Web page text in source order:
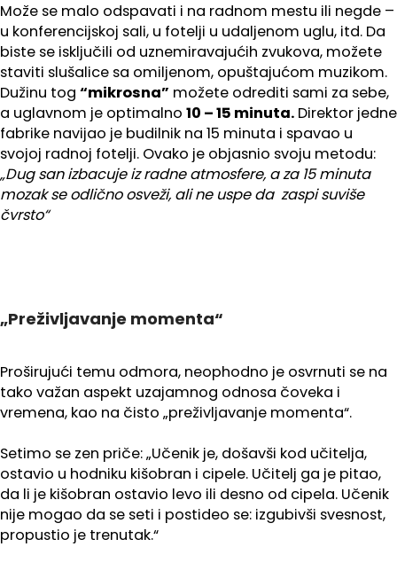
Može se malo odspavati i na radnom mestu ili negde –
u konferencijskoj sali, u fotelji u udaljenom uglu, itd. Da
biste se isključili od uznemiravajućih zvukova, možete
staviti slušalice sa omiljenom, opuštajućom muzikom.
Dužinu tog “mikrosna” možete odrediti sami za sebe,
a uglavnom je optimalno 10 – 15 minuta. Direktor jedne
fabrike navijao je budilnik na 15 minuta i spavao u
svojoj radnoj fotelji. Ovako je objasnio svoju metodu:
„Dug san izbacuje iz radne atmosfere, a za 15 minuta
mozak se odlično osveži, ali ne uspe da zaspi suviše
čvrsto“
„Preživljavanje momenta“
Proširujući temu odmora, neophodno je osvrnuti se na
tako važan aspekt uzajamnog odnosa čoveka i
vremena, kao na čisto „preživljavanje momenta“.
Setimo se zen priče: „Učenik je, došavši kod učitelja,
ostavio u hodniku kišobran i cipele. Učitelj ga je pitao,
da li je kišobran ostavio levo ili desno od cipela. Učenik
nije mogao da se seti i postideo se: izgubivši svesnost,
propustio je trenutak.“